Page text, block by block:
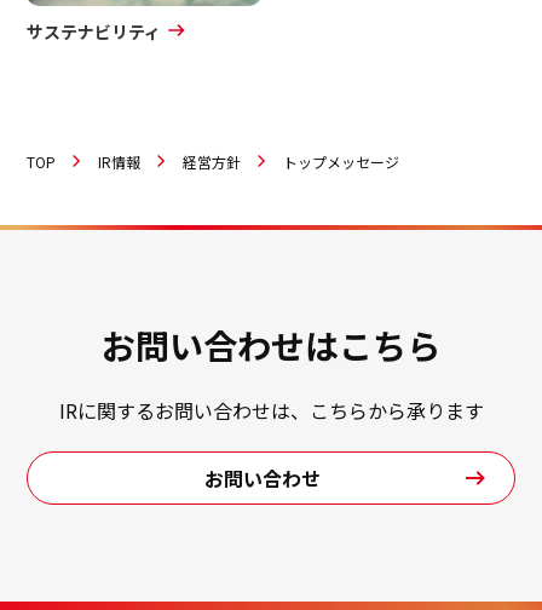
サステナビリティ
TOP IR情報 経営方針 トップメッセージ
お問い合わせはこちら
IRに関するお問い合わせは、こちらから承ります
お問い合わせ